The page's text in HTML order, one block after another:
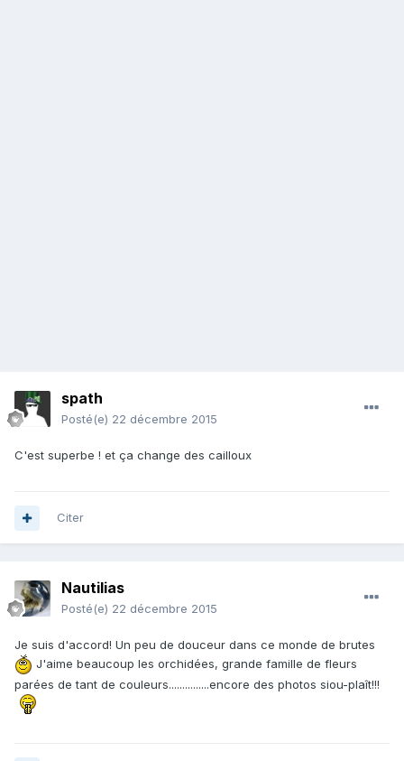
spath
Posté(e) 22 décembre 2015
C'est superbe ! et ça change des cailloux
Citer
Nautilias
Posté(e) 22 décembre 2015
Je suis d'accord! Un peu de douceur dans ce monde de brutes
J'aime beaucoup les orchidées, grande famille de fleurs
parées de tant de couleurs...............encore des photos siou-plaît!!!